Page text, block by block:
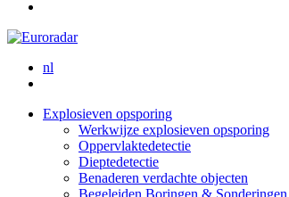
nl
Explosieven opsporing
Werkwijze explosieven opsporing
Oppervlaktedetectie
Dieptedetectie
Benaderen verdachte objecten
Begeleiden Boringen & Sonderingen